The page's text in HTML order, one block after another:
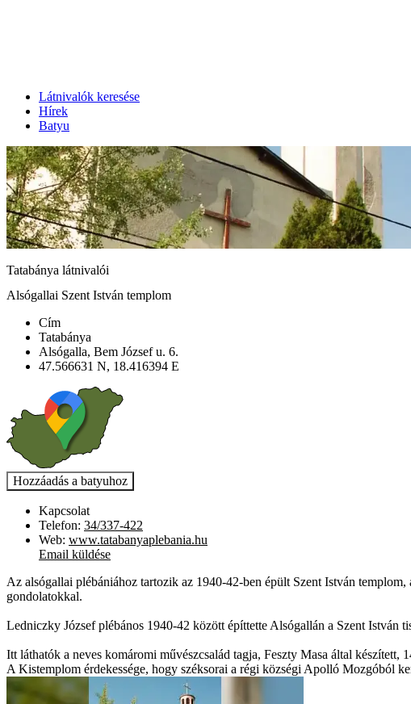
Látnivalók keresése
Hírek
Batyu
Tatabánya látnivalói
Alsógallai Szent István templom
Cím
Tatabánya
Alsógalla, Bem József u. 6.
47.566631 N, 18.416394 E
Kapcsolat
Telefon: 34/337-422
Web: www.tatabanyaplebania.hu
Email küldése
Az alsógallai plébániához tartozik az 1940-42-ben épült Szent István
gondolatokkal.
Ledniczky József plébános 1940-42 között építtette Alsógallán a Szent István
Itt láthatók a neves komáromi művészcsalád tagja, Feszty Masa által
A Kistemplom érdekessége, hogy széksorai a régi községi Apolló Mozgóból